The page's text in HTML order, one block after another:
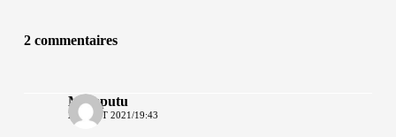
2 commentaires
Mamputu
28 AOÛT 2021/19:43